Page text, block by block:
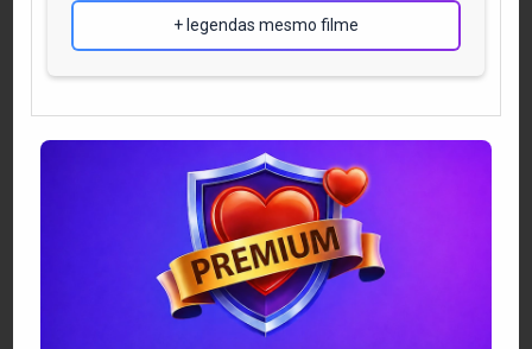
+ legendas mesmo filme